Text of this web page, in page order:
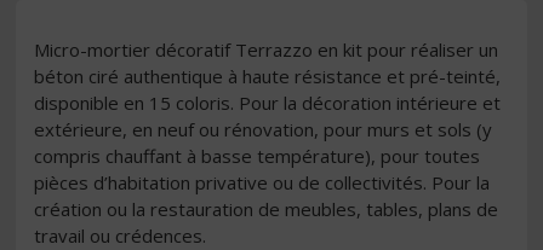
Micro-mortier décoratif Terrazzo en kit pour réaliser un
béton ciré authentique à haute résistance et pré-teinté,
disponible en 15 coloris. Pour la décoration intérieure et
extérieure, en neuf ou rénovation, pour murs et sols (y
compris chauffant à basse température), pour toutes
pièces d’habitation privative ou de collectivités. Pour la
création ou la restauration de meubles, tables, plans de
travail ou crédences.